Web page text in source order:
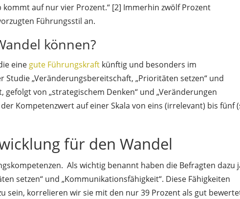
auf nur vier Prozent.“ [2] Immerhin zwölf Prozent
Führungsstil an.
können?
eine gute Führungskraft künftig und besonders im
Studie „Veränderungsbereitschaft, „Prioritäten setzen“ und
von „strategischem Denken“ und „Veränderungen
Kompetenzwert auf einer Skala von eins (irrelevant) bis fünf
für den Wandel
Als wichtig benannt haben die Befragten dazu
setzen“ und „Kommunikationsfähigkeit“. Diese Fähigkeiten
sein, korrelieren wir sie mit den nur 39 Prozent als gut